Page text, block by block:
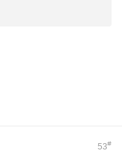
53#